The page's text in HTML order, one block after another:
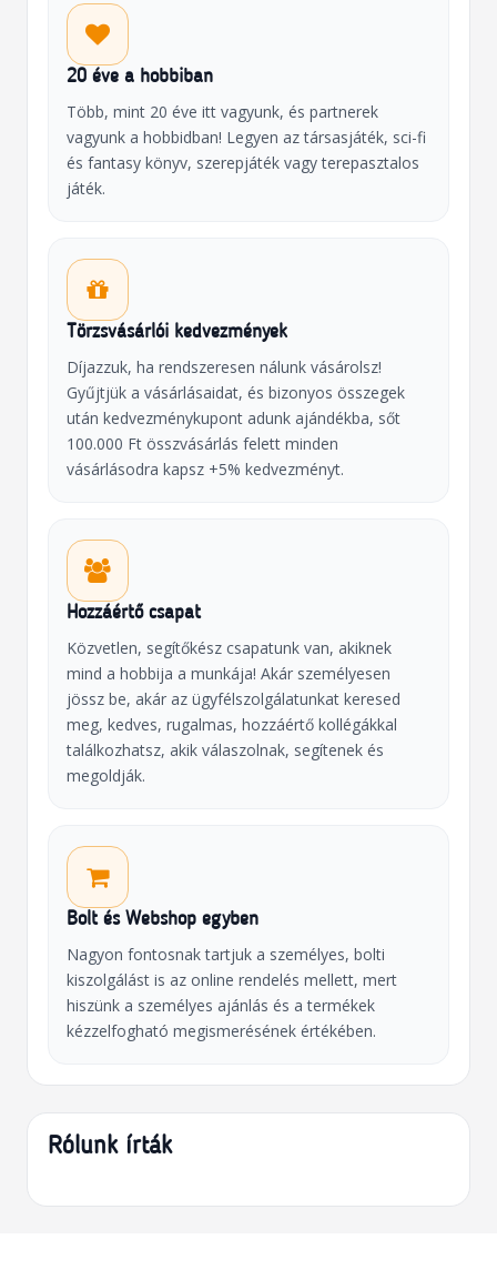
20 éve a hobbiban
Több, mint 20 éve itt vagyunk, és partnerek
vagyunk a hobbidban! Legyen az társasjáték, sci-fi
és fantasy könyv, szerepjáték vagy terepasztalos
játék.
Törzsvásárlói kedvezmények
Díjazzuk, ha rendszeresen nálunk vásárolsz!
Gyűjtjük a vásárlásaidat, és bizonyos összegek
után kedvezménykupont adunk ajándékba, sőt
100.000 Ft összvásárlás felett minden
vásárlásodra kapsz +5% kedvezményt.
Hozzáértő csapat
Közvetlen, segítőkész csapatunk van, akiknek
mind a hobbija a munkája! Akár személyesen
jössz be, akár az ügyfélszolgálatunkat keresed
meg, kedves, rugalmas, hozzáértő kollégákkal
találkozhatsz, akik válaszolnak, segítenek és
megoldják.
Bolt és Webshop egyben
Nagyon fontosnak tartjuk a személyes, bolti
kiszolgálást is az online rendelés mellett, mert
hiszünk a személyes ajánlás és a termékek
kézzelfogható megismerésének értékében.
Rólunk írták